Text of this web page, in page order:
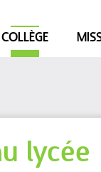
COLLÈGE
lycée